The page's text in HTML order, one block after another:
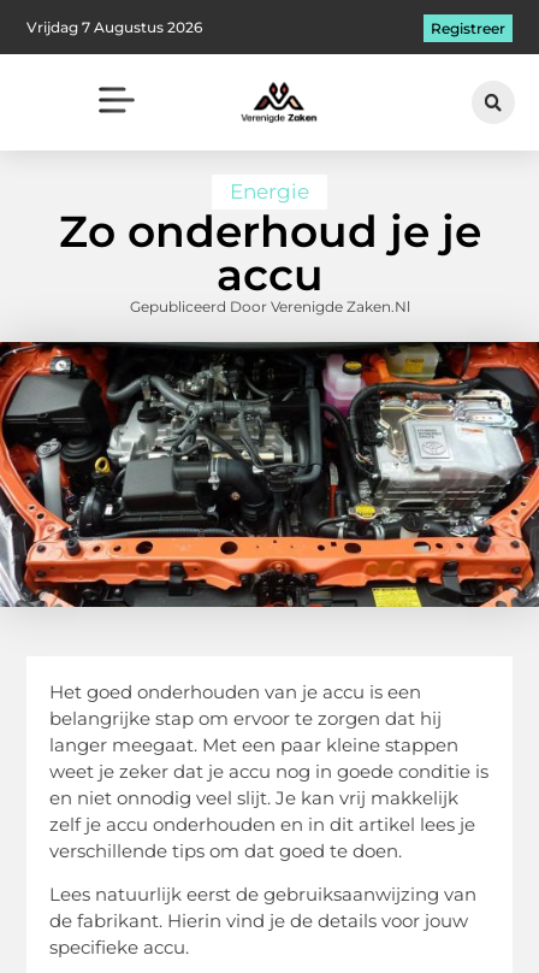
Vrijdag 7 Augustus 2026 Registreer
Energie
Zo onderhoud je je
accu
Gepubliceerd Door Verenigde Zaken.nl
Het goed onderhouden van je accu is een
belangrijke stap om ervoor te zorgen dat hij
langer meegaat. Met een paar kleine stappen
weet je zeker dat je accu nog in goede conditie is
en niet onnodig veel slijt. Je kan vrij makkelijk
zelf je accu onderhouden en in dit artikel lees je
verschillende tips om dat goed te doen.
Lees natuurlijk eerst de gebruiksaanwijzing van
de fabrikant. Hierin vind je de details voor jouw
specifieke accu.